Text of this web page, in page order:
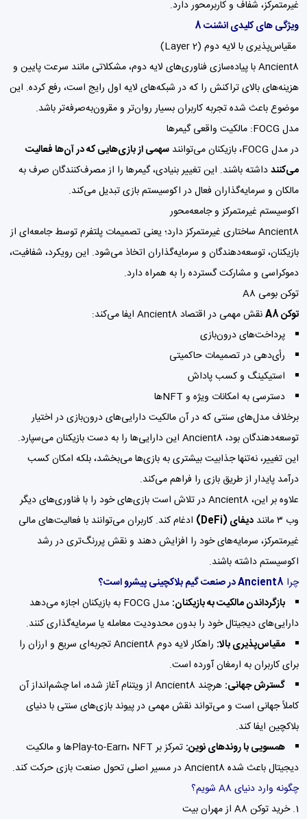
غیرمتمرکز، شفاف و کاربرمحور دارد.
ویژگی های کلیدی انشنت 8
مقیاس‌پذیری با لایه دوم (Layer 2)
Ancient8 با پیاده‌سازی فناوری‌های لایه دوم، مشکلاتی مانند سرعت پایین و
هزینه‌های بالای تراکنش را که در شبکه‌های لایه اول رایج است، رفع کرده. این
موضوع باعث شده تجربه کاربران بسیار روان‌تر و مقرون‌به‌صرفه‌تر باشد.
مدل FOCG: مالکیت واقعی گیمرها
در مدل FOCG، بازیکنان می‌توانند
سهمی از بازی‌هایی که در آن‌ها فعالیت
می‌کنندداشته باشند. این تغییر بنیادی، گیمرها را از مصرف‌کنندگان صرف به
مالکان و سرمایه‌گذاران فعال در اکوسیستم بازی تبدیل می‌کند.
اکوسیستم غیرمتمرکز و جامعه‌محور
Ancient8 ساختاری غیرمتمرکز دارد؛ یعنی تصمیمات پلتفرم توسط جامعه‌ای از
بازیکنان، توسعه‌دهندگان و سرمایه‌گذاران اتخاذ می‌شود. این رویکرد، شفافیت،
دموکراسی و مشارکت گسترده را به همراه دارد.
توکن بومی A8
توکن A8
نقش مهمی در اقتصاد Ancient8 ایفا می‌کند:
پرداخت‌های درون‌بازی
رأی‌دهی در تصمیمات حاکمیتی
استیکینگ و کسب پاداش
دسترسی به امکانات ویژه و NFTها
برخلاف مدل‌های سنتی که در آن مالکیت دارایی‌های درون‌بازی در اختیار
توسعه‌دهندگان بود، Ancient8 این دارایی‌ها را به دست بازیکنان می‌سپارد.
این تغییر، نه‌تنها جذابیت بیشتری به بازی‌ها می‌بخشد، بلکه امکان کسب
درآمد پایدار از طریق بازی را فراهم می‌کند.
علاوه بر این، Ancient8 در تلاش است بازی‌های خود را با فناوری‌های دیگر
وب ۳ مانند
دیفای (DeFi)
ادغام کند. کاربران می‌توانند با فعالیت‌های مالی
غیرمتمرکز، سرمایه‌های خود را افزایش دهند و نقش پررنگ‌تری در رشد
اکوسیستم داشته باشند.
چرا Ancient8 در صنعت گیم بلاکچینی پیشرو است؟
بازگرداندن مالکیت به بازیکنان:
مدل FOCG به بازیکنان اجازه می‌دهد
دارایی‌های دیجیتال خود را بدون محدودیت معامله یا سرمایه‌گذاری کنند.
مقیاس‌پذیری بالا:
راهکار لایه دوم Ancient8 تجربه‌ای سریع و ارزان را
برای کاربران به ارمغان آورده است.
گسترش جهانی:
هرچند Ancient8 از ویتنام آغاز شده، اما چشم‌انداز آن
کاملاً جهانی است و می‌تواند نقش مهمی در پیوند بازی‌های سنتی با دنیای
بلاکچین ایفا کند.
همسویی با روندهای نوین:
تمرکز بر Play-to-Earn، NFTها و مالکیت
دیجیتال باعث شده Ancient8 در مسیر اصلی تحول صنعت بازی حرکت کند.
چگونه وارد دنیای A8 شویم؟
1. خرید توکن A8 از مهران بیت